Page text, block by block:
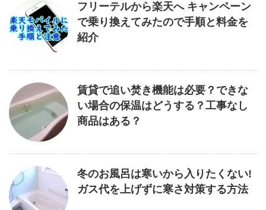
フリーテルから楽天へ キャンペーン
で乗り換えてみたので手順と料金を
紹介
賃貸で追い焚き機能は必要？できな
い場合の保温はどうする？工事なし
商品はある？
冬のお風呂は寒いから入りたくない!
ガス代を上げずに寒さ対策する方法